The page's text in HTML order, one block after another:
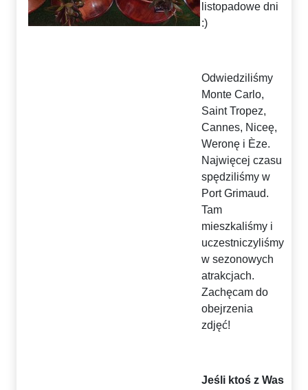
listopadowe dni
:)
Odwiedziliśmy
Monte Carlo,
Saint Tropez,
Cannes, Niceę,
Weronę i Èze.
Najwięcej czasu
spędziliśmy w
Port Grimaud.
Tam
mieszkaliśmy i
uczestniczyliśmy
w sezonowych
atrakcjach.
Zachęcam do
obejrzenia
zdjęć!
Jeśli ktoś z Was